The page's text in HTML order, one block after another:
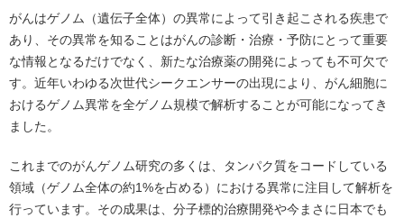
がんはゲノム（遺伝子全体）の異常によって引き起こされる疾患で
あり、その異常を知ることはがんの診断・治療・予防にとって重要
な情報となるだけでなく、新たな治療薬の開発によっても不可欠で
す。近年いわゆる次世代シークエンサーの出現により、がん細胞に
おけるゲノム異常を全ゲノム規模で解析することが可能になってき
ました。
これまでのがんゲノム研究の多くは、タンパク質をコードしている
領域（ゲノム全体の約1%を占める）における異常に注目して解析を
行っています。その成果は、分子標的治療開発や今まさに日本でも